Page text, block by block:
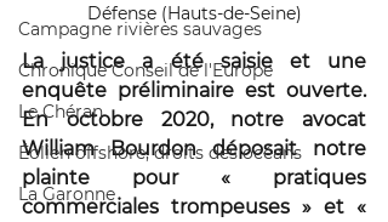
Campagne rivières sauvages
Chronique Conseil de l'Europe
Le Chéran
Éolien offshore, droits des océans
La Garonne
Défense (Hauts-de-Seine)
La justice a été saisie et une
enquête préliminaire est ouverte.
En octobre 2020, notre avocat
William Bourdon déposait notre
plainte pour « pratiques
commerciales trompeuses » et «